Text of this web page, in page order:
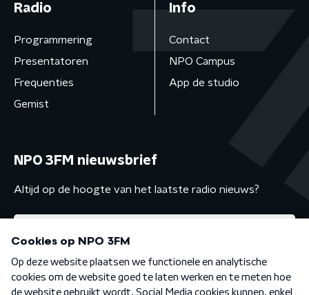
Radio
Programmering
Presentatoren
Frequenties
Gemist
Info
Contact
NPO Campus
App de studio
NPO 3FM nieuwsbrief
Altijd op de hoogte van het laatste radio nieuws?